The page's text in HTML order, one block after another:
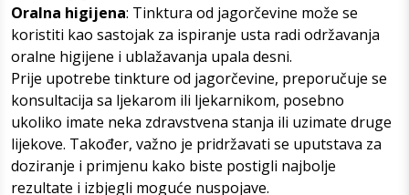
Oralna higijena: Tinktura od jagorčevine može se
koristiti kao sastojak za ispiranje usta radi održavanja
oralne higijene i ublažavanja upala desni.
Prije upotrebe tinkture od jagorčevine, preporučuje se
konsultacija sa ljekarom ili ljekarnikom, posebno
ukoliko imate neka zdravstvena stanja ili uzimate druge
lijekove. Također, važno je pridržavati se uputstava za
doziranje i primjenu kako biste postigli najbolje
rezultate i izbjegli moguće nuspojave.